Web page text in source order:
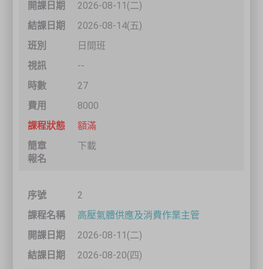
2026-08-11(二)
2026-08-14(五)
日間班
--
27
8000
額滿
下載
2
高壓氣體供應及消費作業主管
2026-08-11(二)
2026-08-20(四)